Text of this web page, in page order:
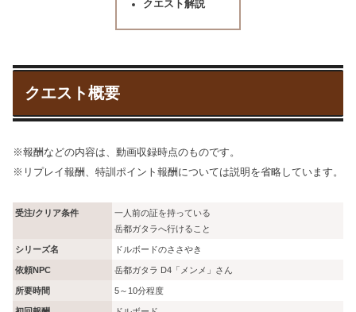
クエスト解説
クエスト概要
※報酬などの内容は、動画収録時点のものです。
※リプレイ報酬、特訓ポイント報酬については説明を省略しています。
受注/クリア条件
一人前の証を持っている
岳都ガタラへ行けること
シリーズ名 ドルボードのささやき
依頼NPC 岳都ガタラ D4「メンメ」さん
所要時間 5～10分程度